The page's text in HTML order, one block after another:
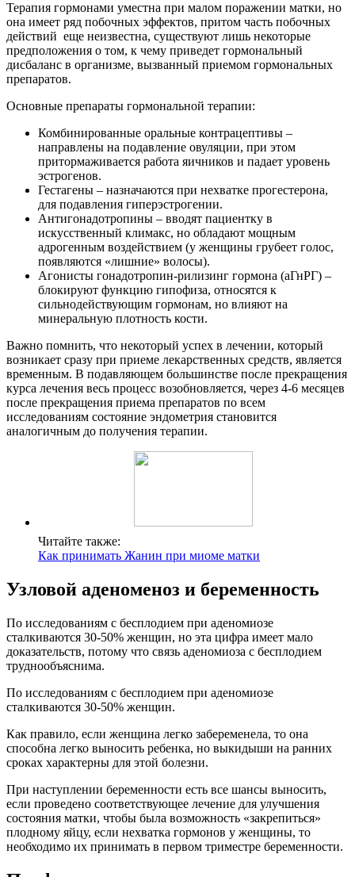
Терапия гормонами уместна при малом поражении матки, но
она имеет ряд побочных эффектов, притом часть побочных
действий еще неизвестна, существуют лишь некоторые
предположения о том, к чему приведет гормональный
дисбаланс в организме, вызванный приемом гормональных
препаратов.
Основные препараты гормональной терапии:
Комбинированные оральные контрацептивы –
направлены на подавление овуляции, при этом
притормаживается работа яичников и падает уровень
эстрогенов.
Гестагены – назначаются при нехватке прогестерона,
для подавления гиперэстрогении.
Антигонадотропины – вводят пациентку в
искусственный климакс, но обладают мощным
адрогенным воздействием (у женщины грубеет голос,
появляются «лишние» волосы).
Агонисты гонадотропин-рилизинг гормона (аГнРГ) –
блокируют функцию гипофиза, относятся к
сильнодействующим гормонам, но влияют на
минеральную плотность кости.
Важно помнить, что некоторый успех в лечении, который
возникает сразу при приеме лекарственных средств, является
временным. В подавляющем большинстве после прекращения
курса лечения весь процесс возобновляется, через 4-6 месяцев
после прекращения приема препаратов по всем
исследованиям состояние эндометрия становится
аналогичным до получения терапии.
Читайте также:
Как принимать Жанин при миоме матки
Узловой аденоменоз и беременность
По исследованиям с бесплодием при аденомиозе
сталкиваются 30-50% женщин, но эта цифра имеет мало
доказательств, потому что связь аденомиоза с бесплодием
труднообъяснима.
По исследованиям с бесплодием при аденомиозе
сталкиваются 30-50% женщин.
Как правило, если женщина легко забеременела, то она
способна легко выносить ребенка, но выкидыши на ранних
сроках характерны для этой болезни.
При наступлении беременности есть все шансы выносить,
если проведено соответствующее лечение для улучшения
состояния матки, чтобы была возможность «закрепиться»
плодному яйцу, если нехватка гормонов у женщины, то
необходимо их принимать в первом триместре беременности.